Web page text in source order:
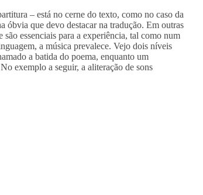
– está no cerne do texto, como no caso da
óbvia que devo destacar na tradução. Em outras
essenciais para a experiência, tal como num
a música prevalece. Vejo dois níveis
a batida do poema, enquanto um
exemplo a seguir, a aliteração de sons